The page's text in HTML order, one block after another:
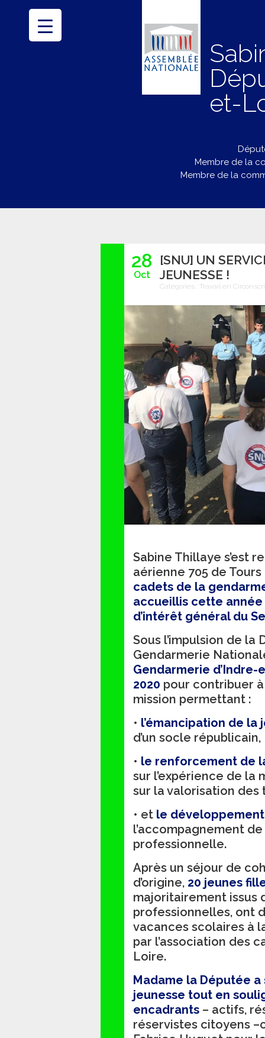
et-
Membre de la
Membre de la
28
Oct
[SNU] UN
JEUNESSE !
Catégories : Travail en
Sabine Thillaye s’est
aérienne 705 de
cadets de la
accueillis cette année
d’intérêt général du
Sous l’impulsion de
Gendarmerie
Gendarmerie
2020 pour contribuer
mission permettant :
• l’émancipation de la
d’un socle républicain,
• le renforcement de
sur l’expérience de
sur la valorisation
• et le développement
l’accompagnement
professionnelle.
Après un séjour de
d’origine, 20 jeunes
majoritairement issus
professionnelles, ont
vacances scolaires à
par l’association des
Loire.
Madame la Députée
jeunesse tout en
encadrants – actifs,
réservistes citoyens